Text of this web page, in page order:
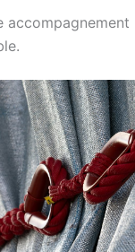
accompagnement